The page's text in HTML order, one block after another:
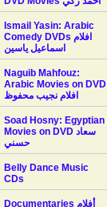
Ismail Yasin: Arabic
Comedy DVDs افلام
اسماعيل ياسين
Naguib Mahfouz:
Arabic Movies on DVD
افلام نجيب محفوظ
Soad Hosny: Egyptian
Movies on DVD سعاد
حسني
Belly Dance Music
CDs
Documentaries أفلام